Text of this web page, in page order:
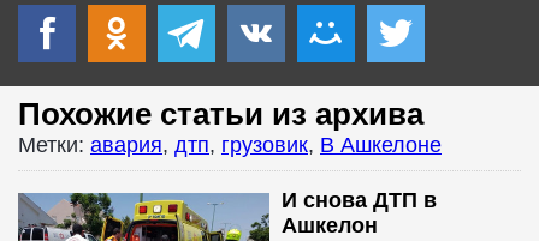
Похожие статьи из архива
Метки: авария, дтп, грузовик, В Ашкелоне
И снова ДТП в
Ашкелон